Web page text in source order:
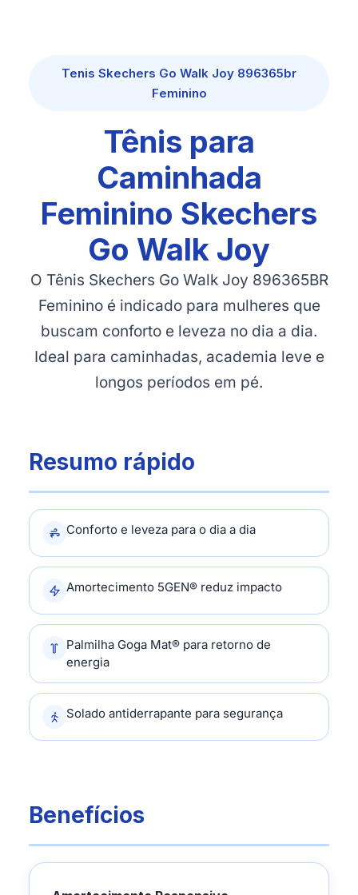
Tenis Skechers Go Walk Joy 896365br
Feminino
Tênis para
Caminhada
Feminino Skechers
Go Walk Joy
O Tênis Skechers Go Walk Joy 896365BR
Feminino é indicado para mulheres que
buscam conforto e leveza no dia a dia.
Ideal para caminhadas, academia leve e
longos períodos em pé.
Resumo rápido
Conforto e leveza para o dia a dia
Amortecimento 5GEN® reduz impacto
Palmilha Goga Mat® para retorno de
energia
Solado antiderrapante para segurança
Benefícios